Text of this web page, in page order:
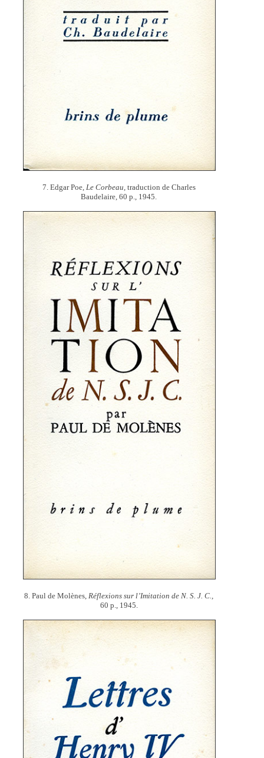
7. Edgar Poe, Le Corbeau,traduction de Charles
Baudelaire, 60 p., 1945.
8. Paul de Molènes, Réflexions sur l’Imitation de N. S. J. C.,
60 p., 1945.